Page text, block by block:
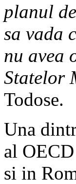
planul
sa vada
nu avea
Statelor
Todose.
Una
al
si in